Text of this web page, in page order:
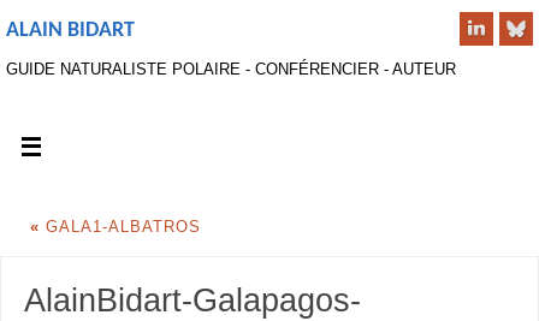
ALAIN BIDART
GUIDE NATURALISTE POLAIRE - CONFÉRENCIER - AUTEUR
« GALA1-ALBATROS
AlainBidart-Galapagos-